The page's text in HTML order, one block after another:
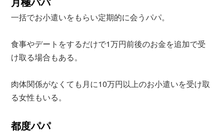
一括でお小遣いをもらい定期的に会うパパ。
食事やデートをするだけで1万円前後のお金を追加で受
け取る場合もある。
肉体関係がなくても月に10万円以上のお小遣いを受け取
る女性もいる。
都度パパ